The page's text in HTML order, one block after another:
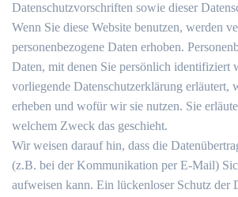
Datenschutzvorschriften sowie dieser
Wenn Sie diese Website benutzen, werden
personenbezogene Daten erhoben.
Daten, mit denen Sie persönlich identifiziert
vorliegende Datenschutzerklärung erläutert,
erheben und wofür wir sie nutzen. Sie
welchem Zweck das geschieht.
Wir weisen darauf hin, dass die
(z.B. bei der Kommunikation per E-Mail)
aufweisen kann. Ein lückenloser Schutz der